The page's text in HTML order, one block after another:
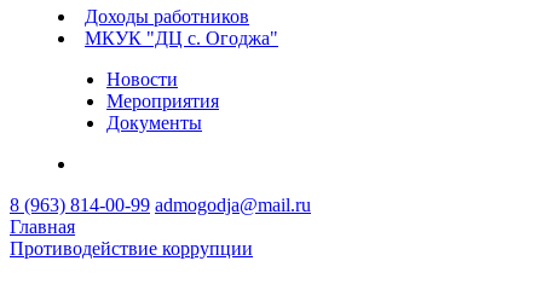
Доходы работников
МКУК "ДЦ с. Огоджа"
Новости
Мероприятия
Документы
8 (963) 814-00-99 admogodja@mail.ru
Главная
Противодействие коррупции